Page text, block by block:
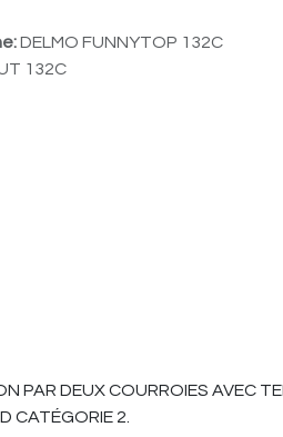
DELMO FUNNYTOP 132C
132C
PAR DEUX COURROIES AVEC
CATÉGORIE 2.